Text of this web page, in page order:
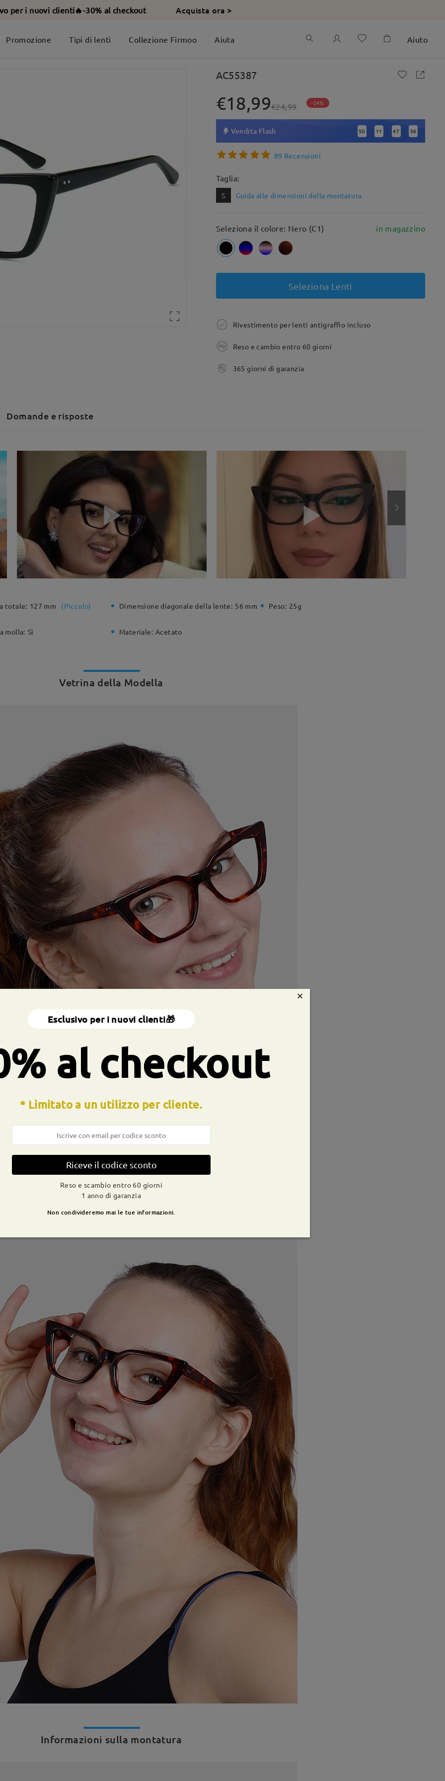
per i nuovi clienti🔥-30% al checkout Acquista ora >
Promozione Tipi di lenti Collezione Firmoo Aiuta Aiuto
AC55387
€18,99€24,99 -24%
Vendita Flash 5D : 11 : 47 : 55
89 Recensioni
Taglia:
S Guida alle dimensioni della montatura
Seleziona il colore: Nero (C1) in magazzino
Seleziona Lenti
Rivestimento per lenti antigraffio incluso
Reso e cambio entro 60 giorni
365 giorni di garanzia
Domande e risposte
totale: 127 mm (Piccolo) Dimensione diagonale della lente: 56 mm Peso: 25g
molla: Sì Materiale: Acetato
Vetrina della Modella
Informazioni sulla montatura
×
Esclusivo per i nuovi clienti🎁
al checkout
* Limitato a un utilizzo per cliente.
Riceve il codice sconto
Reso e scambio entro 60 giorni
1 anno di garanzia
Non condivideremo mai le tue informazioni.